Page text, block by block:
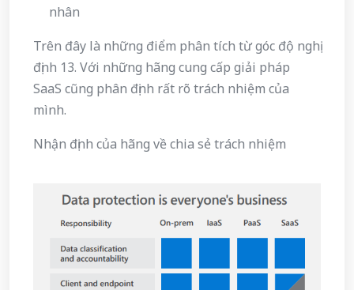
nhân
Trên đây là những điểm phân tích từ góc độ nghị
định 13. Với những hãng cung cấp giải pháp
SaaS cũng phân định rất rõ trách nhiệm của
mình.
Nhận định của hãng về chia sẻ trách nhiệm